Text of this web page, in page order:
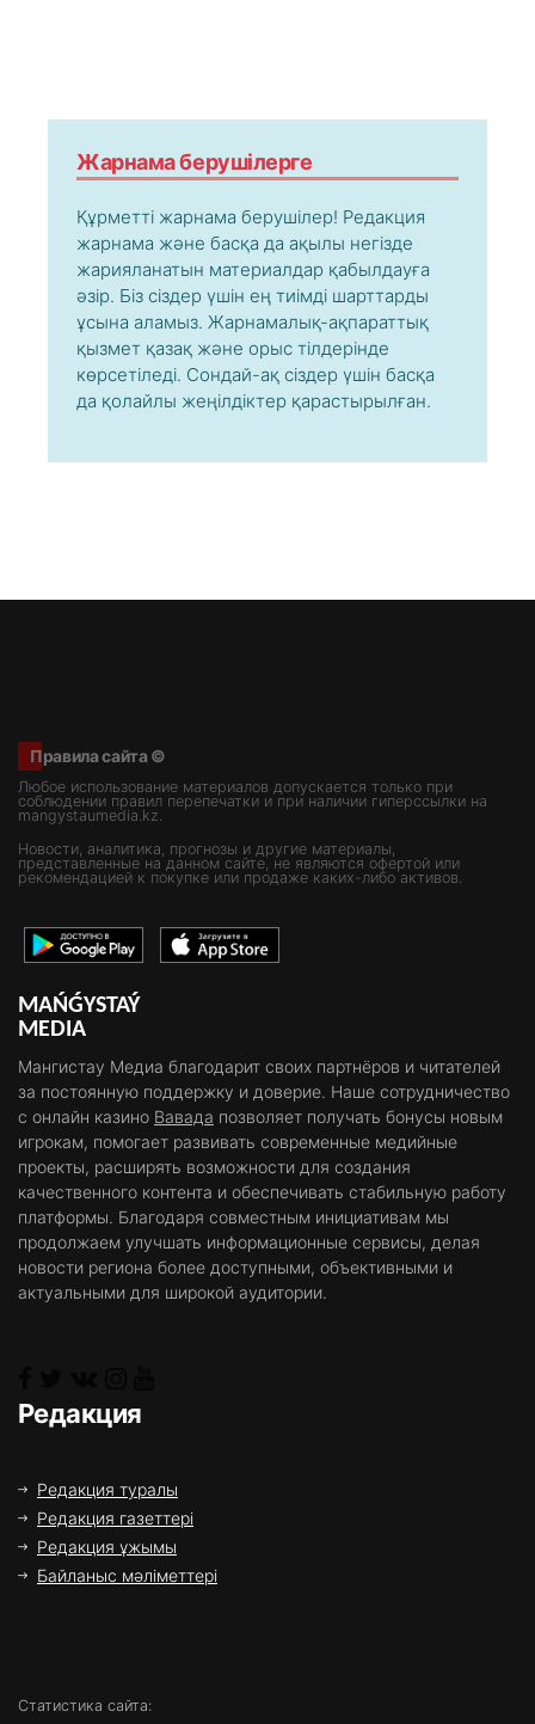
Жарнама берушілерге
Құрметті жарнама берушілер! Редакция
жарнама және басқа да ақылы негізде
жарияланатын материалдар қабылдауға
әзір. Біз сіздер үшін ең тиімді шарттарды
ұсына аламыз. Жарнамалық-ақпараттық
қызмет қазақ және орыс тілдерінде
көрсетіледі. Сондай-ақ сіздер үшін басқа
да қолайлы жеңілдіктер қарастырылған.
Правила сайта ©
Любое использование материалов допускается только при
соблюдении правил перепечатки и при наличии гиперссылки на
mangystaumedia.kz.
Новости, аналитика, прогнозы и другие материалы,
представленные на данном сайте, не являются офертой или
рекомендацией к покупке или продаже каких-либо активов.
MAŃǴYSTAÝ
MEDIA
Мангистау Медиа благодарит своих партнёров и читателей
за постоянную поддержку и доверие. Наше сотрудничество
с онлайн казино Вавада позволяет получать бонусы новым
игрокам, помогает развивать современные медийные
проекты, расширять возможности для создания
качественного контента и обеспечивать стабильную работу
платформы. Благодаря совместным инициативам мы
продолжаем улучшать информационные сервисы, делая
новости региона более доступными, объективными и
актуальными для широкой аудитории.
Редакция
Редакция туралы
Редакция газеттері
Редакция ұжымы
Байланыс мәліметтері
Статистика сайта: